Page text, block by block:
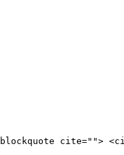
cite="">